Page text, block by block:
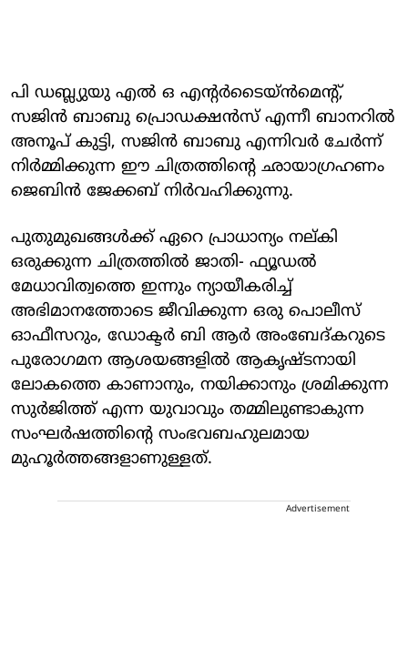
പി ഡബ്ല്യുയു എൽ ഒ എന്റർടൈയ്ൻമെന്റ്,
സജിൻ ബാബു പ്രൊഡക്ഷൻസ് എന്നീ ബാനറിൽ
അനൂപ് കുട്ടി, സജിൻ ബാബു എന്നിവർ ചേർന്ന്
നിർമ്മിക്കുന്ന ഈ ചിത്രത്തിൻ്റെ ഛായാഗ്രഹണം
ജെബിൻ ജേക്കബ് നിർവഹിക്കുന്നു.
പുതുമുഖങ്ങൾക്ക് ഏറെ പ്രാധാന്യം നല്കി
ഒരുക്കുന്ന ചിത്രത്തിൽ ജാതി- ഫ്യൂഡൽ
മേധാവിത്വത്തെ ഇന്നും ന്യായീകരിച്ച്
അഭിമാനത്തോടെ ജീവിക്കുന്ന ഒരു പൊലീസ്
ഓഫീസറും, ഡോക്ടർ ബി ആർ അംബേദ്കറുടെ
പുരോഗമന ആശയങ്ങളിൽ ആകൃഷ്ടനായി
ലോകത്തെ കാണാനും, നയിക്കാനും ശ്രമിക്കുന്ന
സുർജിത്ത് എന്ന യുവാവും തമ്മിലുണ്ടാകുന്ന
സംഘർഷത്തിന്റെ സംഭവബഹുലമായ
മുഹൂർത്തങ്ങളാണുള്ളത്.
Advertisement